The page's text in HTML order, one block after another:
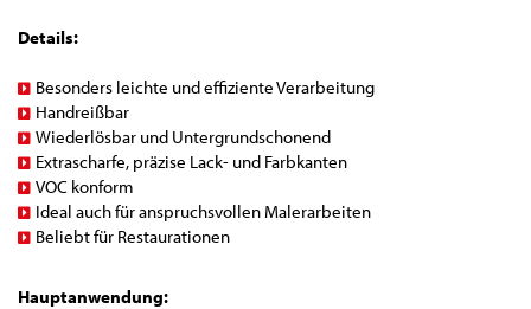
Details:
Besonders leichte und effiziente Verarbeitung
Handreißbar
Wiederlösbar und Untergrundschonend
Extrascharfe, präzise Lack- und Farbkanten
VOC konform
Ideal auch für anspruchsvollen Malerarbeiten
Beliebt für Restaurationen
Hauptanwendung: